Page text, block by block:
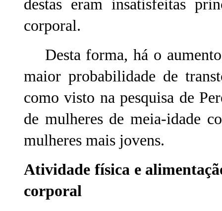
destas eram insatisfeitas
corporal.
Desta forma, há o aumento
maior probabilidade de
como visto na pesquisa de
de mulheres de meia-idade
mulheres mais jovens.
Atividade física e
corporal